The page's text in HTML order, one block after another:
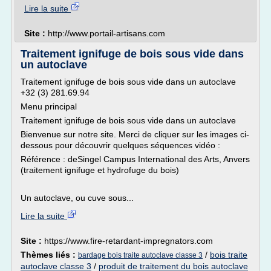
Lire la suite
Site : http://www.portail-artisans.com
Traitement ignifuge de bois sous vide dans
un autoclave
Traitement ignifuge de bois sous vide dans un autoclave
+32 (3) 281.69.94
Menu principal
Traitement ignifuge de bois sous vide dans un autoclave
Bienvenue sur notre site. Merci de cliquer sur les images ci-
dessous pour découvrir quelques séquences vidéo :
Référence : deSingel Campus International des Arts, Anvers
(traitement ignifuge et hydrofuge du bois)
Un autoclave, ou cuve sous...
Lire la suite
Site : https://www.fire-retardant-impregnators.com
Thèmes liés : bardage bois traite autoclave classe 3 / bois traite
autoclave classe 3 / produit de traitement du bois autoclave